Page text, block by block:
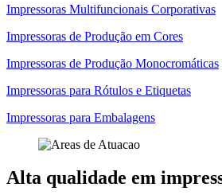
Impressoras Multifuncionais Corporativas
Impressoras de Produção em Cores
Impressoras de Produção Monocromáticas
Impressoras para Rótulos e Etiquetas
Impressoras para Embalagens
Alta qualidade em